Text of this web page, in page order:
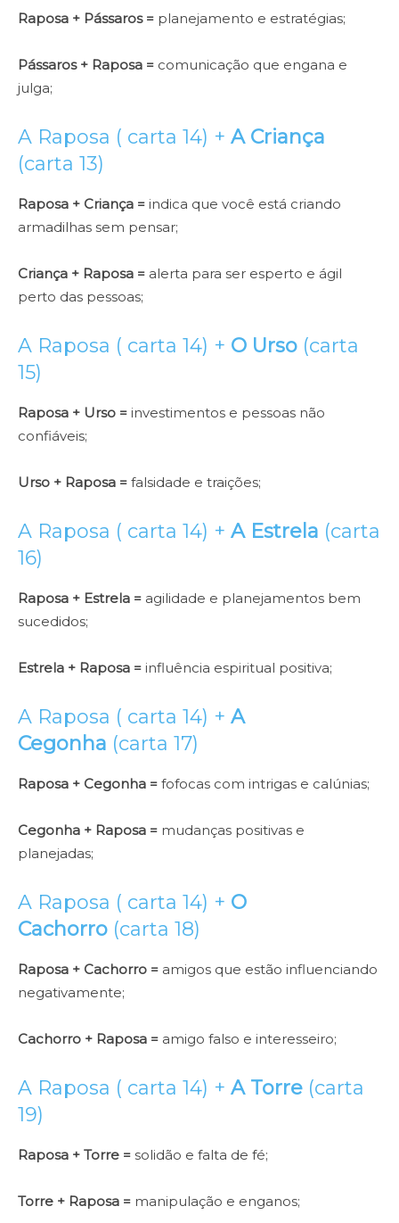
Raposa + Pássaros = planejamento e estratégias;
Pássaros + Raposa = comunicação que engana e
julga;
A Raposa ( carta 14) + A Criança
(carta 13)
Raposa + Criança = indica que você está criando
armadilhas sem pensar;
Criança + Raposa = alerta para ser esperto e ágil
perto das pessoas;
A Raposa ( carta 14) + O Urso (carta
15)
Raposa + Urso = investimentos e pessoas não
confiáveis;
Urso + Raposa = falsidade e traições;
A Raposa ( carta 14) + A Estrela (carta
16)
Raposa + Estrela = agilidade e planejamentos bem
sucedidos;
Estrela + Raposa = influência espiritual positiva;
A Raposa ( carta 14) + A
Cegonha (carta 17)
Raposa + Cegonha = fofocas com intrigas e calúnias;
Cegonha + Raposa = mudanças positivas e
planejadas;
A Raposa ( carta 14) + O
Cachorro (carta 18)
Raposa + Cachorro = amigos que estão influenciando
negativamente;
Cachorro + Raposa = amigo falso e interesseiro;
A Raposa ( carta 14) + A Torre (carta
19)
Raposa + Torre = solidão e falta de fé;
Torre + Raposa = manipulação e enganos;